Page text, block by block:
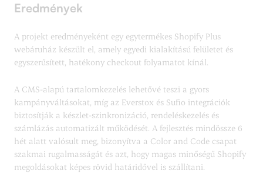
Eredmények
A projekt eredményeként egy egytermékes Shopify Plus
webáruház készült el, amely egyedi kialakítású felületet és
egyszerűsített, hatékony checkout folyamatot kínál.
A CMS-alapú tartalomkezelés lehetővé teszi a gyors
kampányváltásokat, míg az Everstox és Sufio integrációk
biztosítják a készlet-szinkronizáció, rendeléskezelés és
számlázás automatizált működését. A fejlesztés mindössze 6
hét alatt valósult meg, bizonyítva a Color and Code csapat
szakmai rugalmasságát és azt, hogy magas minőségű Shopify
megoldásokat képes rövid határidővel is szállítani.